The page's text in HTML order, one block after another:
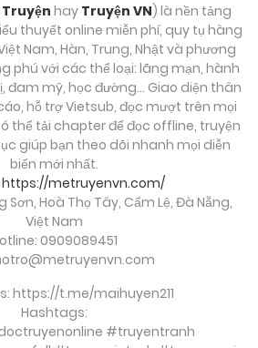
Truyệnhay Truyện VN) là nền tảng
thuyết online miễn phí, quy tụ hàng
Nam, Hàn, Trung, Nhật và phương
phú với các thể loại: lãng mạn, hành
đam mỹ, học đường… Giao diện thân
hỗ trợ Vietsub, đọc mượt trên mọi
thể tải chapter để đọc offline, truyện
giúp bạn theo dõi nhanh mọi diễn
biến mới nhất.
https://metruyenvn.com/
Hoà Thọ Tây, Cẩm Lệ, Đà Nẵng,
Việt Nam
0909089451
https://t.me/maihuyen211
Hashtags:
#truyentranh